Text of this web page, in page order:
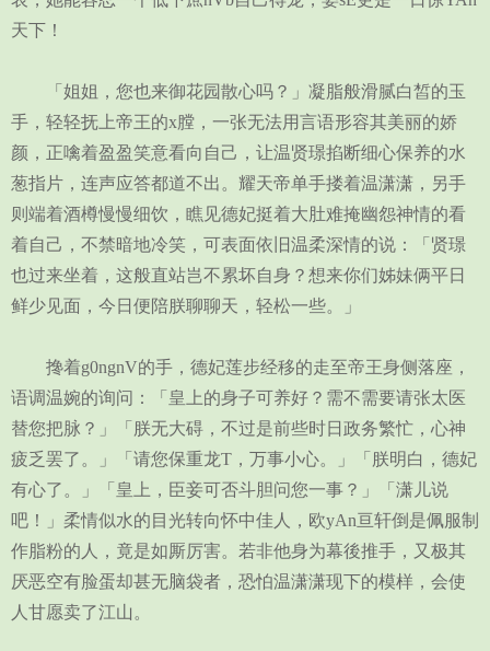
天下！
「姐姐，您也来御花园散心吗？」凝脂般滑腻白皙的玉
手，轻轻抚上帝王的x膛，一张无法用言语形容其美丽的娇
颜，正噙着盈盈笑意看向自己，让温贤璟掐断细心保养的水
葱指片，连声应答都道不出。耀天帝单手搂着温潇潇，另手
则端着酒樽慢慢细饮，瞧见德妃挺着大肚难掩幽怨神情的看
着自己，不禁暗地冷笑，可表面依旧温柔深情的说：「贤璟
也过来坐着，这般直站岂不累坏自身？想来你们姊妹俩平日
鲜少见面，今日便陪朕聊聊天，轻松一些。」
搀着g0ngnV的手，德妃莲步经移的走至帝王身侧落座，
语调温婉的询问：「皇上的身子可养好？需不需要请张太医
替您把脉？」「朕无大碍，不过是前些时日政务繁忙，心神
疲乏罢了。」「请您保重龙T，万事小心。」「朕明白，德妃
有心了。」「皇上，臣妾可否斗胆问您一事？」「潇儿说
吧！」柔情似水的目光转向怀中佳人，欧yAn亘轩倒是佩服制
作脂粉的人，竟是如厮厉害。若非他身为幕後推手，又极其
厌恶空有脸蛋却甚无脑袋者，恐怕温潇潇现下的模样，会使
人甘愿卖了江山。